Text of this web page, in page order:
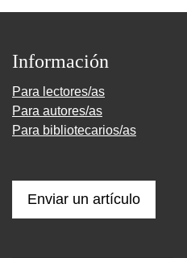
Información
Para lectores/as
Para autores/as
Para bibliotecarios/as
Enviar un artículo